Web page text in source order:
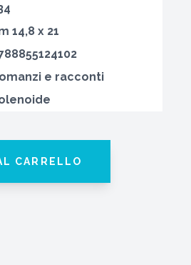
14,8 x 21
e racconti
CARRELLO